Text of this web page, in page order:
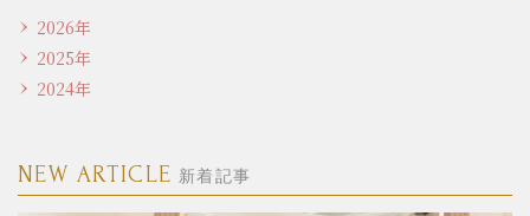
2026年
2025年
2024年
NEW ARTICLE 新着記事